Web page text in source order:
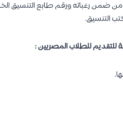
ضمن رغباته ورقم طابع التنسيق
التنسيق.
للتقديم للطلاب المصريين :